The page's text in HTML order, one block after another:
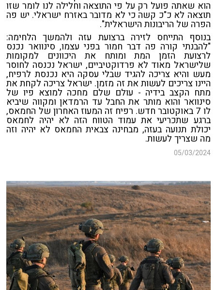
הוא שאתה פועל רק על פי התוצאה וחלילה לנו לומר שזו
תוצאה לא כ"כ קשה כי לא מדובר באזרח ישראלי. יש פה
הפרה של הריבונות הישראלית".
בנוסף התייחס לזירה ברצועת עזה ולהמשך הלחימה:
"להבנתי קורה פה דבר חמור בפני עצמו, סינוואר נכנס
לרצועת הזמן המת ומותח את היכוונים למקומות
שלישראל מאוד לא פרדוקטיביים, ישראל נכנסה לחוסר
מעש והיא צריכה להגיד שבלי עסקה היא נכנסת לרפיח,
היינו צריכים לעשות את זה מזמן. ישראל צריכה לקחת את
מתח הקצב בידיה - עולם שלם מחכה למוצא פיו של
סינוואר והוא מותר את החבל עד הרמדאן ומקווה שיביא
לו 7 באוקטובר חדש. רפיח זה המעוז האחרון של החמאס,
ברגע שתכריעי את עמוד הטווח הזה לא יהיה לחמאס
יכולת תנועה בעזה, מבחינה צבאית החמאס לא יהיה וזה
מה שצריך לעשות.
05/03/2024